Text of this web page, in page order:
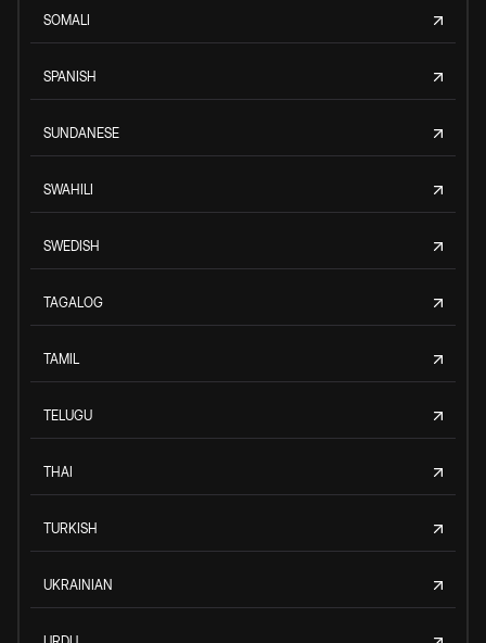
SOMALI
SPANISH
SUNDANESE
SWAHILI
SWEDISH
TAGALOG
TAMIL
TELUGU
THAI
TURKISH
UKRAINIAN